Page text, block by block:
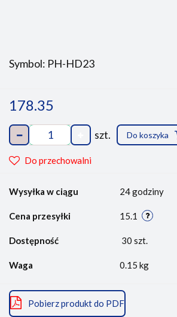
Symbol: PH-HD23
178.35
szt. Do koszyka
Do przechowalni
Wysyłka w ciągu 24 godziny
Cena przesyłki 15.1
Dostępność 30 szt.
Waga 0.15 kg
Pobierz produkt do PDF